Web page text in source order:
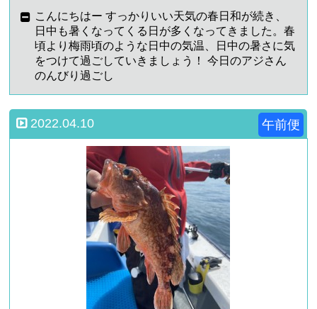
こんにちはー すっかりいい天気の春日和が続き、
日中も暑くなってくる日が多くなってきました。春
頃より梅雨頃のような日中の気温、日中の暑さに気
をつけて過ごしていきましょう！ 今日のアジさん
のんびり過ごし
2022.04.10 午前便